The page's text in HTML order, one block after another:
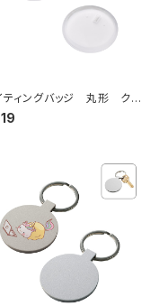
ティングバッジ 丸形 クリ